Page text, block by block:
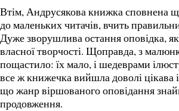
Втім, Андрусякова книжка сповнена
до маленьких читачів, вчить
Дуже зворушлива остання оповідка,
власної творчості. Щоправда, з
пощастило: їх мало, і шедеврами
все ж книжечка вийшла доволі цікава
що жанр віршованого оповідання
продовження.